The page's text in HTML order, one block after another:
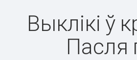
Выклікі ў
Пасля